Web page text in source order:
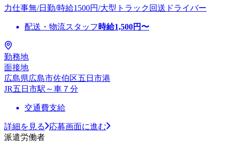
力仕事無/日勤/時給1500円/大型トラック回送ドライバー
配送・物流スタッフ 時給1,500円〜
勤務地
面接地
広島県広島市佐伯区五日市港
JR五日市駅～車７分
交通費支給
詳細を見る
応募画面に進む
派遣労働者